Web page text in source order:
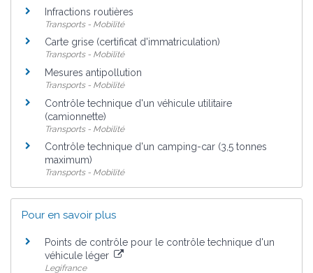
Infractions routières
Transports - Mobilité
Carte grise (certificat d'immatriculation)
Transports - Mobilité
Mesures antipollution
Transports - Mobilité
Contrôle technique d'un véhicule utilitaire
(camionnette)
Transports - Mobilité
Contrôle technique d'un camping-car (3,5 tonnes
maximum)
Transports - Mobilité
Pour en savoir plus
Points de contrôle pour le contrôle technique d'un
véhicule léger
Legifrance